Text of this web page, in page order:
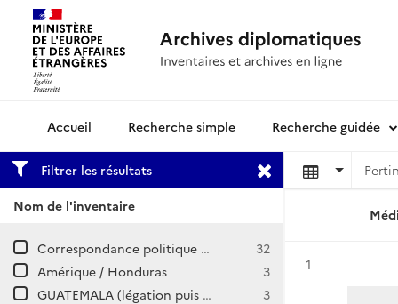
Archives diplomatiquesRecherche simple Recherche guidée
Filtrer les résultats
Nom de l'inventaire
Correspondance politique / Amérique centrale
32
Amérique / Honduras
3
GUATEMALA (légation puis ambassade)
3
Résultat n°
1